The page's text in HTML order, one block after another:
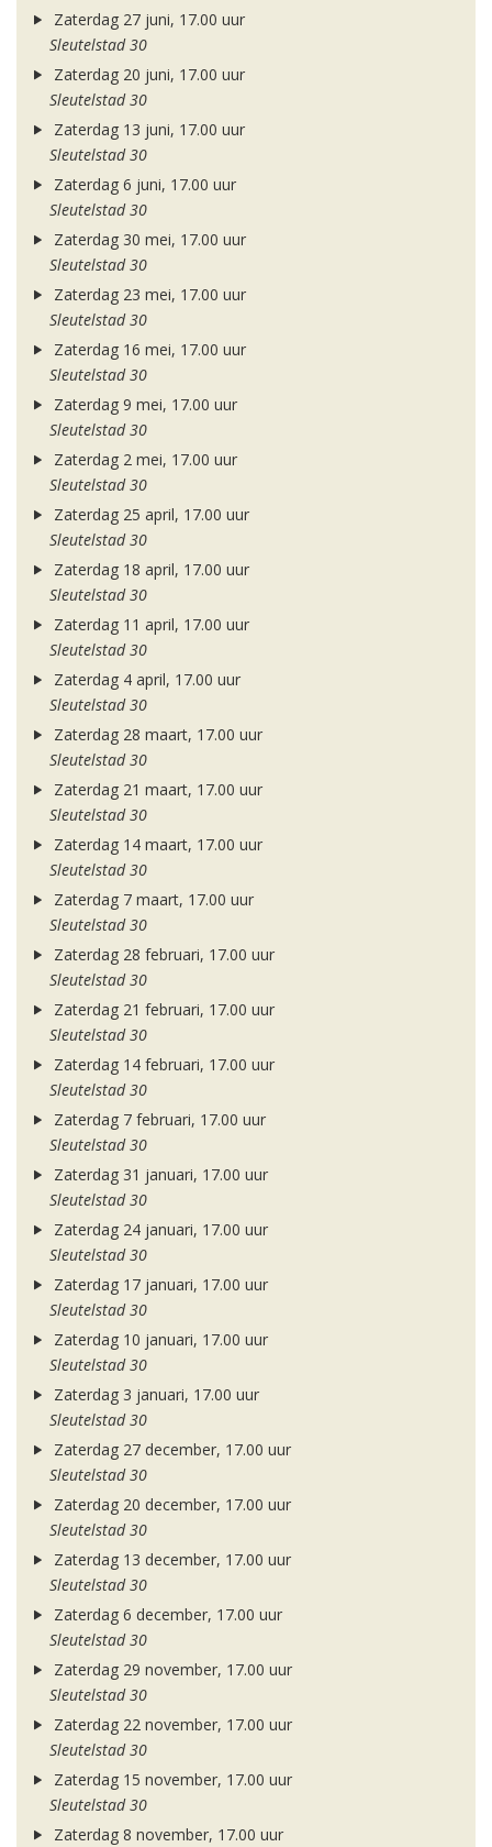
Zaterdag 27 juni, 17.00 uur
Sleutelstad 30
Zaterdag 20 juni, 17.00 uur
Sleutelstad 30
Zaterdag 13 juni, 17.00 uur
Sleutelstad 30
Zaterdag 6 juni, 17.00 uur
Sleutelstad 30
Zaterdag 30 mei, 17.00 uur
Sleutelstad 30
Zaterdag 23 mei, 17.00 uur
Sleutelstad 30
Zaterdag 16 mei, 17.00 uur
Sleutelstad 30
Zaterdag 9 mei, 17.00 uur
Sleutelstad 30
Zaterdag 2 mei, 17.00 uur
Sleutelstad 30
Zaterdag 25 april, 17.00 uur
Sleutelstad 30
Zaterdag 18 april, 17.00 uur
Sleutelstad 30
Zaterdag 11 april, 17.00 uur
Sleutelstad 30
Zaterdag 4 april, 17.00 uur
Sleutelstad 30
Zaterdag 28 maart, 17.00 uur
Sleutelstad 30
Zaterdag 21 maart, 17.00 uur
Sleutelstad 30
Zaterdag 14 maart, 17.00 uur
Sleutelstad 30
Zaterdag 7 maart, 17.00 uur
Sleutelstad 30
Zaterdag 28 februari, 17.00 uur
Sleutelstad 30
Zaterdag 21 februari, 17.00 uur
Sleutelstad 30
Zaterdag 14 februari, 17.00 uur
Sleutelstad 30
Zaterdag 7 februari, 17.00 uur
Sleutelstad 30
Zaterdag 31 januari, 17.00 uur
Sleutelstad 30
Zaterdag 24 januari, 17.00 uur
Sleutelstad 30
Zaterdag 17 januari, 17.00 uur
Sleutelstad 30
Zaterdag 10 januari, 17.00 uur
Sleutelstad 30
Zaterdag 3 januari, 17.00 uur
Sleutelstad 30
Zaterdag 27 december, 17.00 uur
Sleutelstad 30
Zaterdag 20 december, 17.00 uur
Sleutelstad 30
Zaterdag 13 december, 17.00 uur
Sleutelstad 30
Zaterdag 6 december, 17.00 uur
Sleutelstad 30
Zaterdag 29 november, 17.00 uur
Sleutelstad 30
Zaterdag 22 november, 17.00 uur
Sleutelstad 30
Zaterdag 15 november, 17.00 uur
Sleutelstad 30
Zaterdag 8 november, 17.00 uur